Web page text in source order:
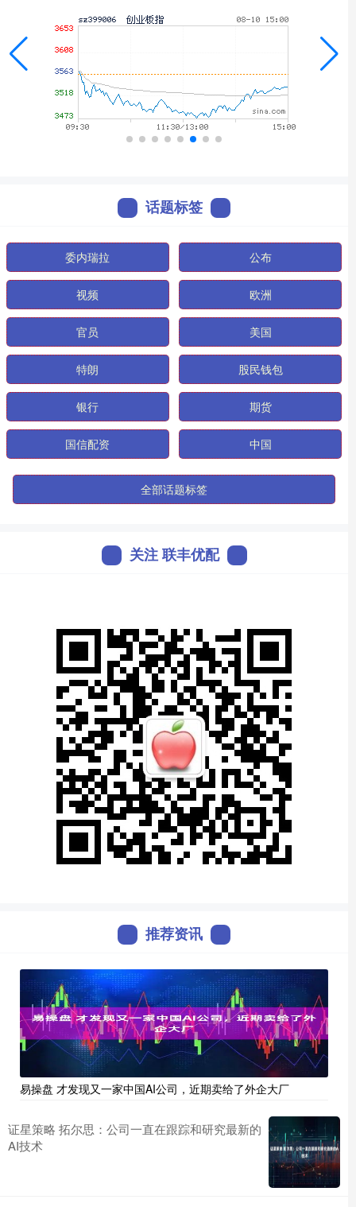
话题标签
委内瑞拉 公布
视频 欧洲
官员 美国
特朗 股民钱包
银行 期货
国信配资 中国
全部话题标签
关注 联丰优配
推荐资讯
易操盘 才发现又一家中国AI公司，近期卖给了外企大厂
证星策略 拓尔思：公司一直在跟踪和研究最新的
AI技术